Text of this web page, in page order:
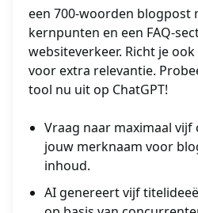
een 700-woorden blogpost
kernpunten en een FAQ-
websiteverkeer. Richt je
voor extra relevantie.
tool nu uit op ChatGPT!
Vraag naar maximaal vijf
jouw merknaam voor
inhoud.
AI genereert vijf